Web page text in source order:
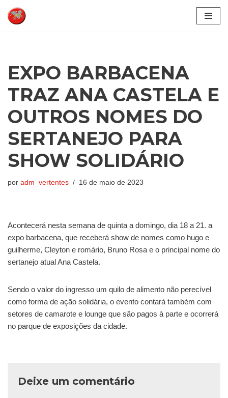
Pular
EXPO BARBACENA
TRAZ ANA CASTELA E
OUTROS NOMES DO
SERTANEJO PARA
SHOW SOLIDÁRIO
por adm_vertentes 16 de maio de 2023
Acontecerá nesta semana de quinta a domingo, dia 18 a 21. a
expo barbacena, que receberá show de nomes como hugo e
guilherme, Cleyton e romário, Bruno Rosa e o principal nome do
sertanejo atual Ana Castela.
Sendo o valor do ingresso um quilo de alimento não perecível
como forma de ação solidária, o evento contará também com
setores de camarote e lounge que são pagos à parte e ocorrerá
no parque de exposições da cidade.
Deixe um comentário